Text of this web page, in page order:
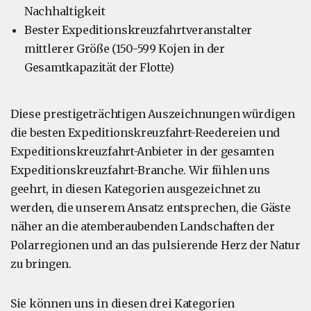
Nachhaltigkeit
Bester Expeditionskreuzfahrtveranstalter
mittlerer Größe (150-599 Kojen in der
Gesamtkapazität der Flotte)
Diese prestigeträchtigen Auszeichnungen würdigen
die besten Expeditionskreuzfahrt-Reedereien und
Expeditionskreuzfahrt-Anbieter in der gesamten
Expeditionskreuzfahrt-Branche. Wir fühlen uns
geehrt, in diesen Kategorien ausgezeichnet zu
werden, die unserem Ansatz entsprechen, die Gäste
näher an die atemberaubenden Landschaften der
Polarregionen und an das pulsierende Herz der Natur
zu bringen.
Sie können uns in diesen drei Kategorien